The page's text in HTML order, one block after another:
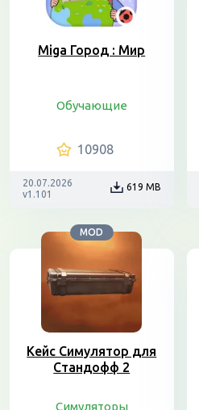
Miga Город : Мир
Обучающие
10908
20.07.2026
v1.101
619 MB
MOD
Кейс Симулятор для
Стандофф 2
Симуляторы